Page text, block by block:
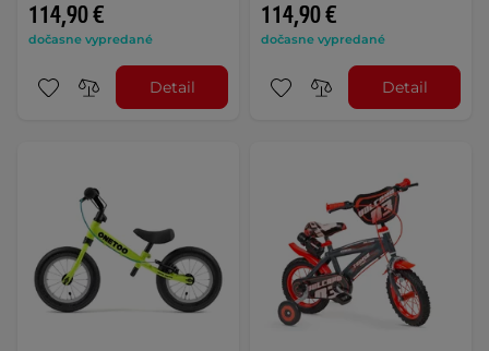
114,90 €
dočasne vypredané
Detail
114,90 €
dočasne vypredané
Detail